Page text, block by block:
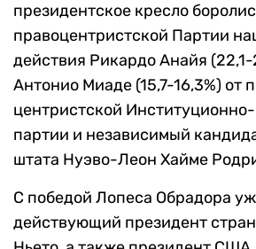
президентское кресло
правоцентристской Партии
действия Рикардо Анайя (22,1-
Антонио Миаде (15,7-16,3%) от
центристской
партии и независимый
штата Нуэво-Леон Хайме
С победой Лопеса Обрадора
действующий президент